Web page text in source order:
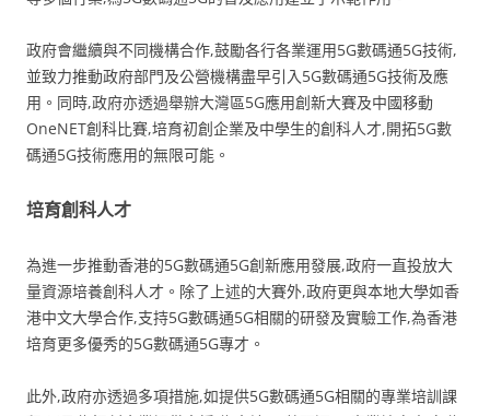
政府會繼續與不同機構合作,鼓勵各行各業運用5G數碼通5G技術,
並致力推動政府部門及公營機構盡早引入5G數碼通5G技術及應
用。同時,政府亦透過舉辦大灣區5G應用創新大賽及中國移動
OneNET創科比賽,培育初創企業及中學生的創科人才,開拓5G數
碼通5G技術應用的無限可能。
培育創科人才
為進一步推動香港的5G數碼通5G創新應用發展,政府一直投放大
量資源培養創科人才。除了上述的大賽外,政府更與本地大學如香
港中文大學合作,支持5G數碼通5G相關的研發及實驗工作,為香港
培育更多優秀的5G數碼通5G專才。
此外,政府亦透過多項措施,如提供5G數碼通5G相關的專業培訓課